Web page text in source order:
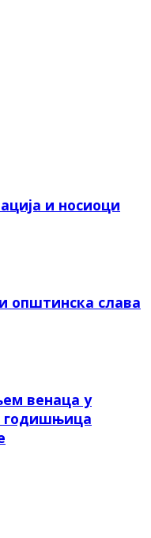
и носиоци
општинска слава
венаца у
годишњица